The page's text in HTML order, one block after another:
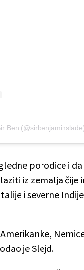
Ben (@sirbenjaminslade)
porodice i
iz zemalja
i severne
je Slejd.